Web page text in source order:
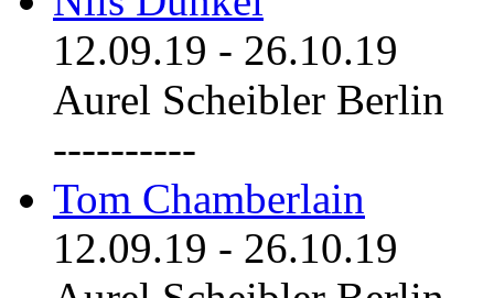
12.09.19 - 26.10.19
Aurel Scheibler Berlin
----------
Tom Chamberlain
12.09.19 - 26.10.19